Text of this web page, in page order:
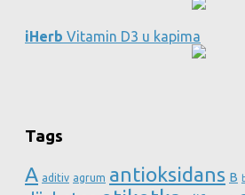
iHerb Vitamin D3 u kapima
Tags
A aditiv agrum antioksidans B